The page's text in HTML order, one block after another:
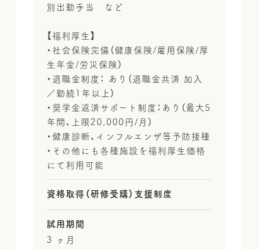
別出勤手当 など
【福利厚生】
・社会保険完備（健康保険/雇用保険/厚
生年金/労災保険）
・退職金制度： あり（退職金共済 加入
／勤続1年以上）
・奨学金返済サポート制度：あり（最大5
年間、上限20,000円/月）
・健康診断、インフルエンザ等予防接種
・その他にも各種施設を福利厚生価格
にて利用可能
資格取得（研修受講）支援制度
試用期間
3 ヶ月